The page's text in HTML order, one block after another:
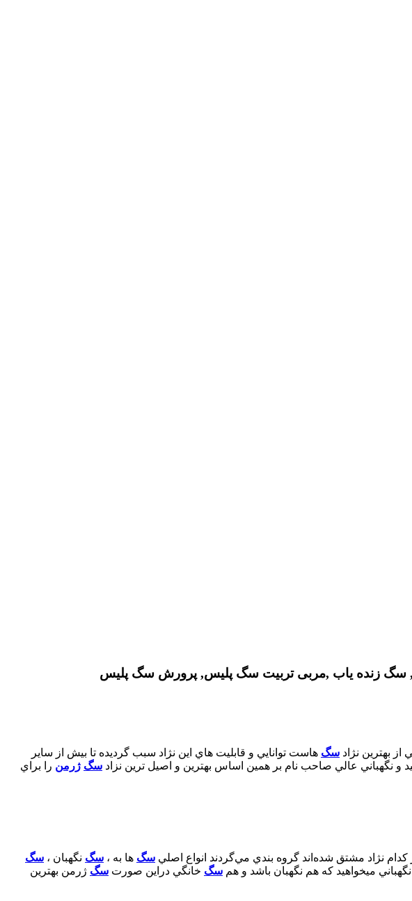
زنده یاب ,مربی تربیت سگ پلیس, پرورش سگ پلیس
از بهترين نژاد سگ هاست توانايي و قابليت هاي اين نژاد سبب گرديده تا بيش از ساير
و نگهباني عالي صاحب نام بر همين اساس بهترين و اصيل ترين نزاد سگ ژرمن را براي
نژاد مشتق شده‌اند گروه بندي مي‌گردند انواع اصلي سگ ‌ها به ، سگ نگهبان ، سگ
نگهباني ميخواهيد که هم نگهبان باشد و هم سگ خانگي دراين صورت سگ ژرمن بهترين